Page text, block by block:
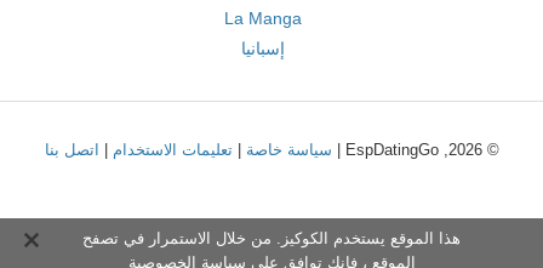
La Manga
إسبانيا
© 2026, EspDatingGo | سياسة خاصة |تعليمات الاستخدام اتصل بنا
هذا الموقع يستخدم الكوكيز. من خلال الاستمرار في تصفح
الموقع ، فإنك توافق على سياسة الخصوصية